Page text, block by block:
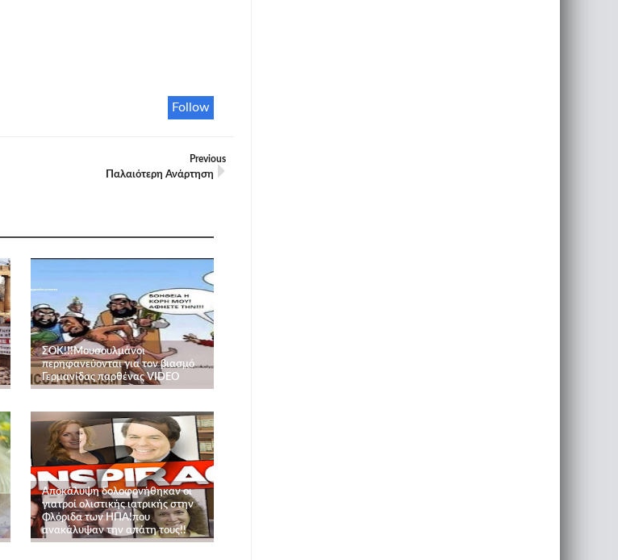
Follow
Previous
Παλαιότερη Ανάρτηση
ΣΟΚ!!!Mουσουλμάνοι
περηφανεύονται για τον βιασμό
Γερμανίδας παρθένας VIDEO
Αποκάλυψη δολοφονήθηκαν οι
γιατροί ολιστικής ιατρικής στην
Φλόριδα των ΗΠΑ!που
ανακάλυψαν την απάτη τους!!